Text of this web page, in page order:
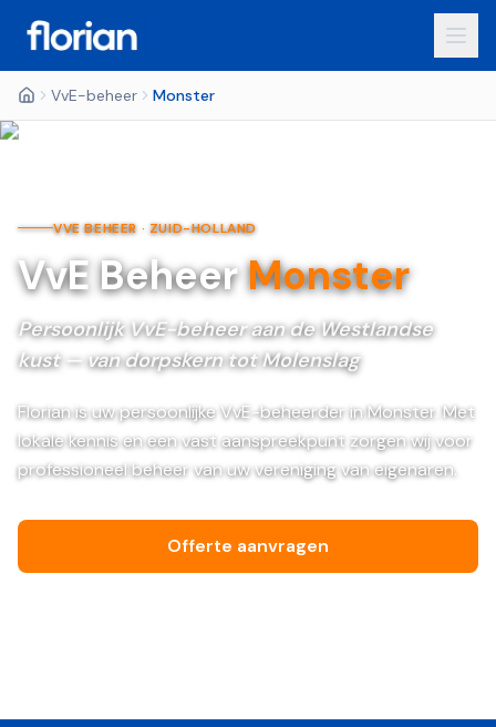
VvE-beheer Monster
VVE BEHEER · ZUID-HOLLAND
VvE BeheerMonster
Persoonlijk VvE-beheer aan de Westlandse
kust — van dorpskern tot Molenslag
Florian is uw persoonlijke VvE-beheerder in Monster. Met
lokale kennis en een vast aanspreekpunt zorgen wij voor
professioneel beheer van uw vereniging van eigenaren.
Offerte aanvragen